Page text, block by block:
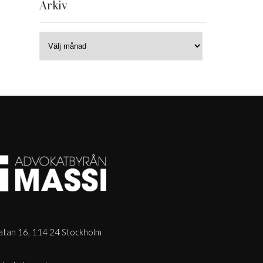
Arkiv
16, 114 24 Stockholm